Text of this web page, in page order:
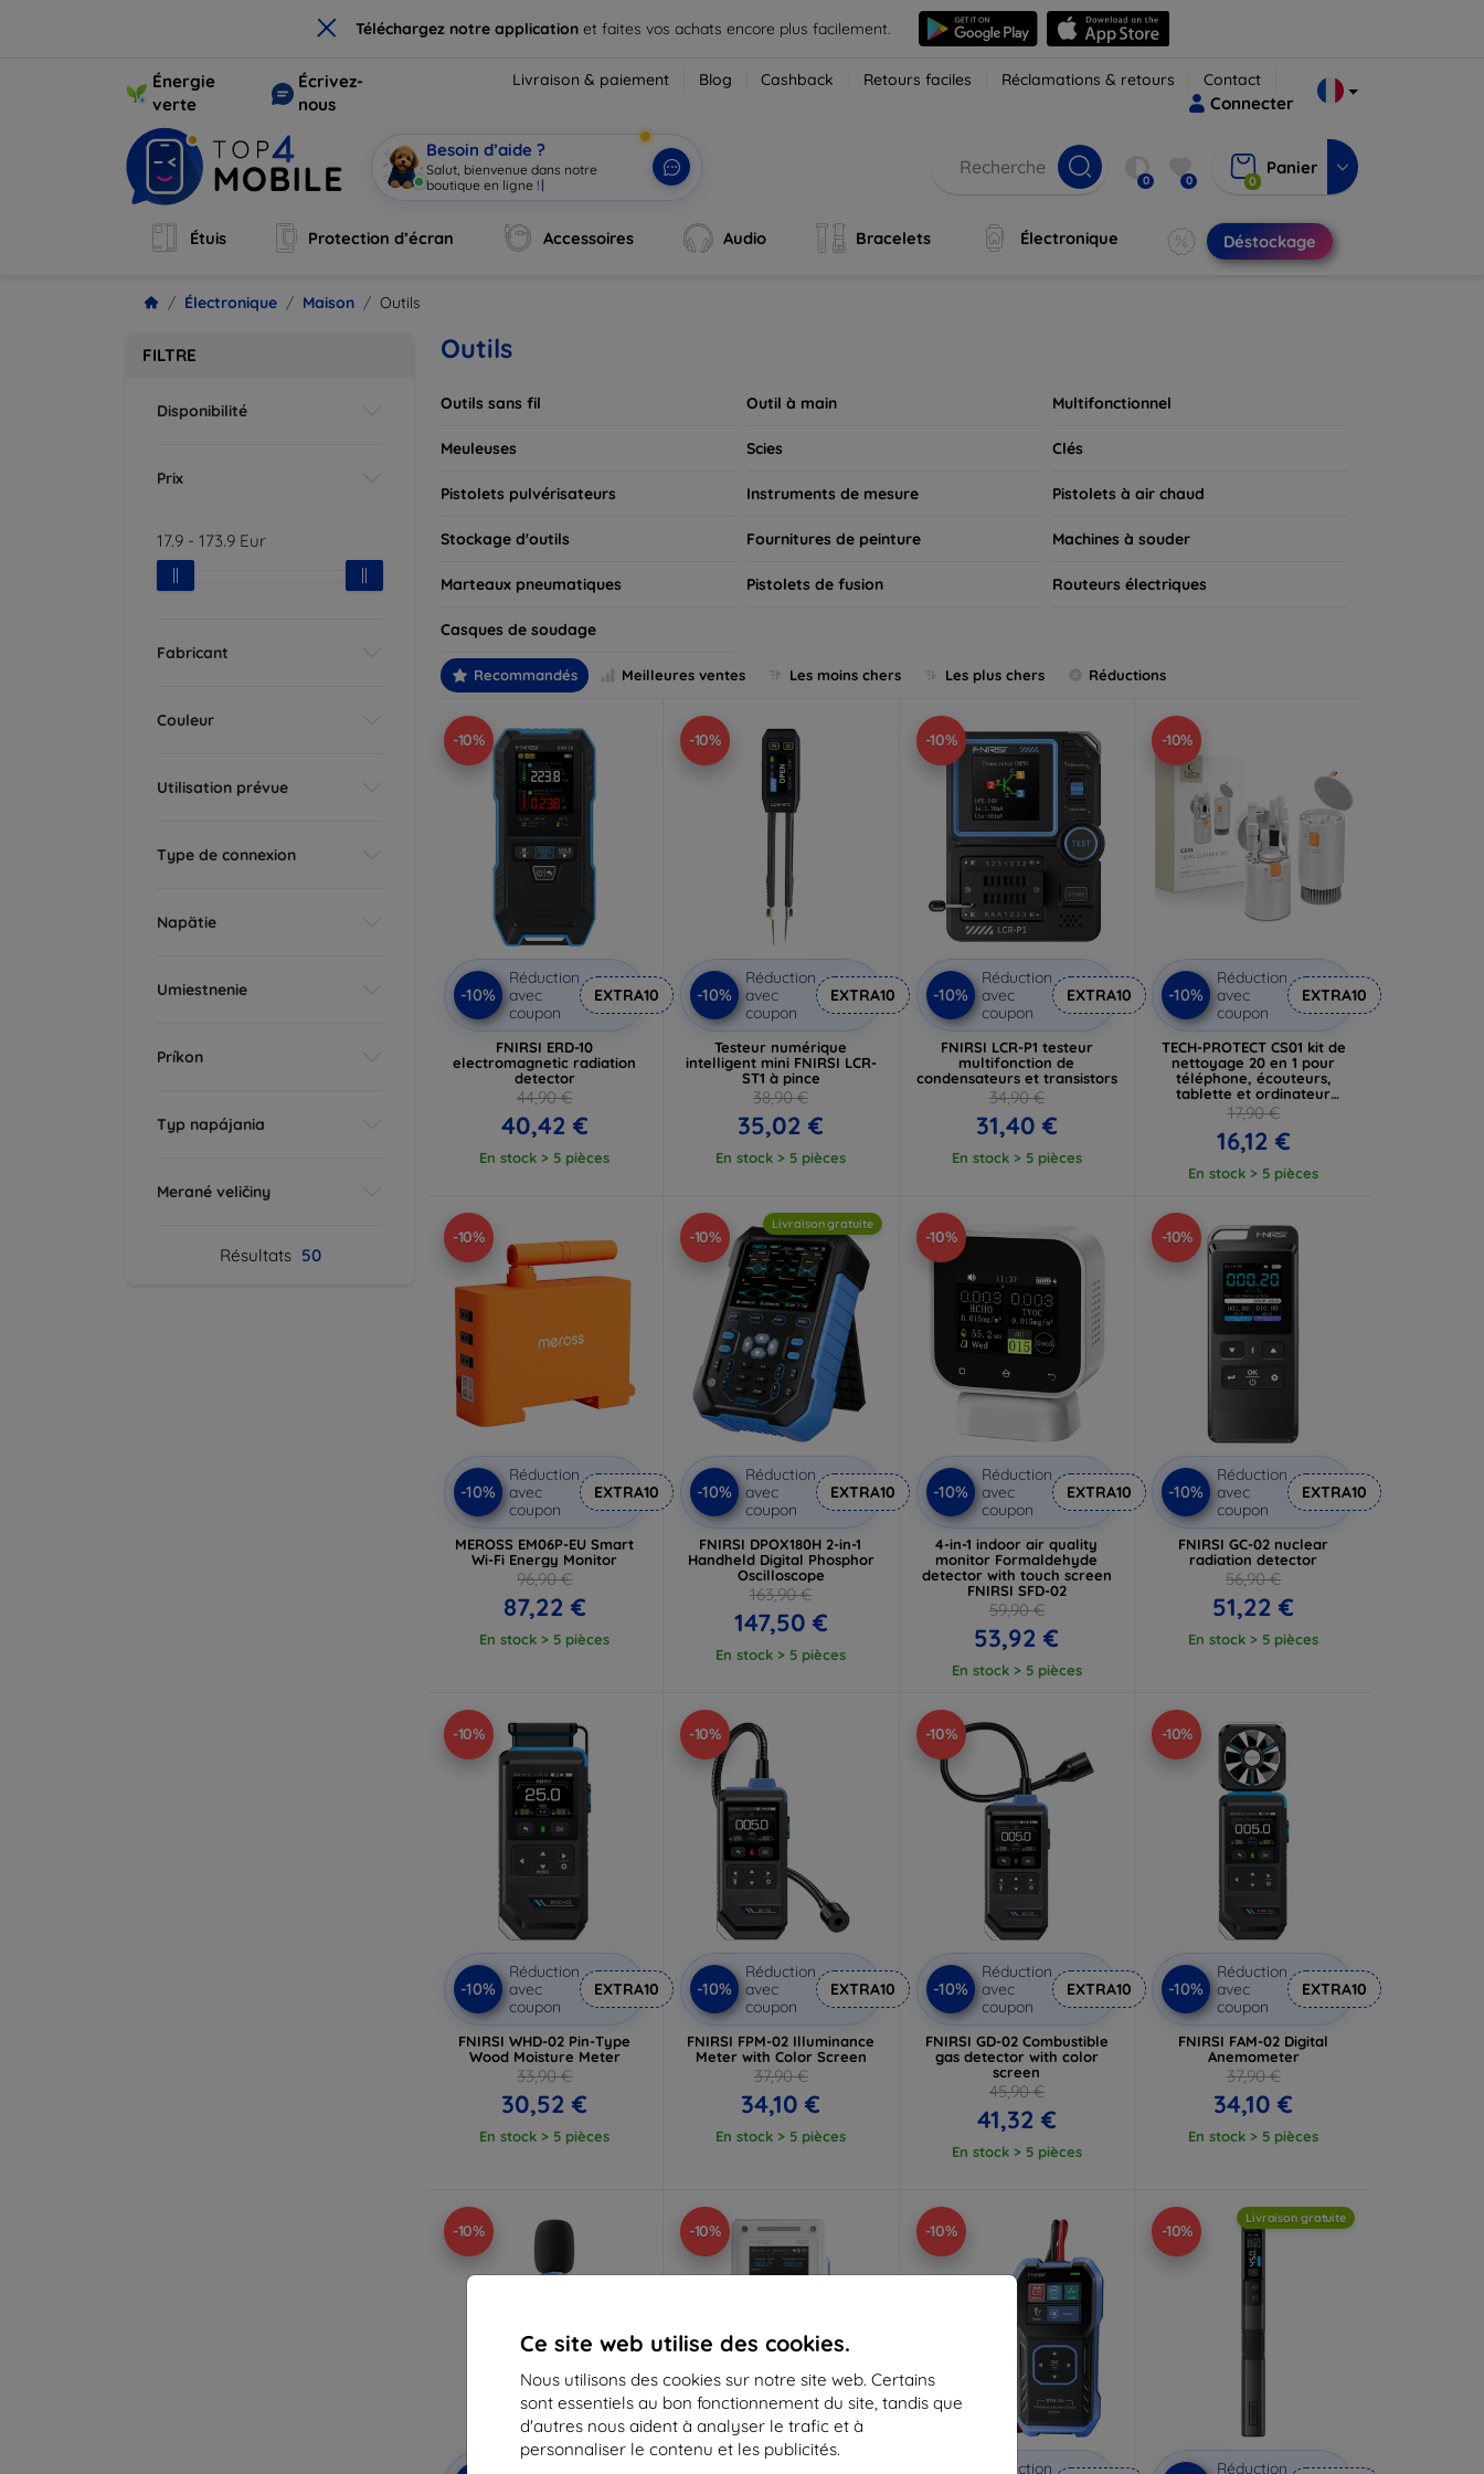
× Téléchargez notre application et faites vos achats encore plus facilement.
Ce site web utilise des cookies.
Nous utilisons des cookies sur notre site web. Certains
sont essentiels au bon fonctionnement du site, tandis que
d'autres nous aident à analyser le trafic et à
personnaliser le contenu et les publicités.
Énergie
verte
Écrivez-
nous
Livraison & paiement Blog Cashback Retours faciles Réclamations & retours Contact
Connecter
Besoin d’aide ?
Salut, bienvenue dans notre
bouti| 0 0 0
Panier
Étuis Protection d’écran Accessoires Audio Bracelets Électronique Déstockage
Électronique Maison Outils
FILTRE
Disponibilité
Prix
17.9 - 173.9 Eur
Fabricant
Couleur
Utilisation prévue
Type de connexion
Napätie
Umiestnenie
Príkon
Typ napájania
Merané veličiny
Résultats 50
Outils
Outils sans fil Outil à main Multifonctionnel
Meuleuses Scies Clés
Pistolets pulvérisateurs Instruments de mesure Pistolets à air chaud
Stockage d'outils Fournitures de peinture Machines à souder
Marteaux pneumatiques Pistolets de fusion Routeurs électriques
Casques de soudage
Recommandés Meilleures ventes Les moins chers Les plus chers Réductions
-10%
-10%
Réduction
avec
coupon
EXTRA10
FNIRSI ERD-10
electromagnetic radiation
detector
44,90 €
40,42 €
En stock > 5 pièces
-10%
-10%
Réduction
avec
coupon
EXTRA10
Testeur numérique
intelligent mini FNIRSI LCR-
ST1 à pince
38,90 €
35,02 €
En stock > 5 pièces
-10%
-10%
Réduction
avec
coupon
EXTRA10
FNIRSI LCR-P1 testeur
multifonction de
condensateurs et transistors
34,90 €
31,40 €
En stock > 5 pièces
-10%
-10%
Réduction
avec
coupon
EXTRA10
TECH-PROTECT CS01 kit de
nettoyage 20 en 1 pour
téléphone, écouteurs,
tablette et ordinateur
portable blanc
(5906302360758)
17,90 €
16,12 €
En stock > 5 pièces
-10%
-10%
Réduction
avec
coupon
EXTRA10
MEROSS EM06P-EU Smart
Wi-Fi Energy Monitor
96,90 €
87,22 €
En stock > 5 pièces
-10%
Livraison gratuite
-10%
Réduction
avec
coupon
EXTRA10
FNIRSI DPOX180H 2-in-1
Handheld Digital Phosphor
Oscilloscope
163,90 €
147,50 €
En stock > 5 pièces
-10%
-10%
Réduction
avec
coupon
EXTRA10
4-in-1 indoor air quality
monitor Formaldehyde
detector with touch screen
FNIRSI SFD-02
59,90 €
53,92 €
En stock > 5 pièces
-10%
-10%
Réduction
avec
coupon
EXTRA10
FNIRSI GC-02 nuclear
radiation detector
56,90 €
51,22 €
En stock > 5 pièces
-10%
-10%
Réduction
avec
coupon
EXTRA10
FNIRSI WHD-02 Pin-Type
Wood Moisture Meter
33,90 €
30,52 €
En stock > 5 pièces
-10%
-10%
Réduction
avec
coupon
EXTRA10
FNIRSI FPM-02 Illuminance
Meter with Color Screen
37,90 €
34,10 €
En stock > 5 pièces
-10%
-10%
Réduction
avec
coupon
EXTRA10
FNIRSI GD-02 Combustible
gas detector with color
screen
45,90 €
41,32 €
En stock > 5 pièces
-10%
-10%
Réduction
avec
coupon
EXTRA10
FNIRSI FAM-02 Digital
Anemometer
37,90 €
34,10 €
En stock > 5 pièces
-10% -10% -10%
Réduction
-10%
Livraison gratuite
Réduction